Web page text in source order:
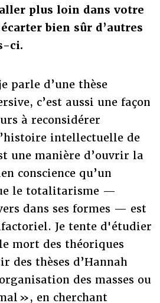
plus loin dans votre
bien sûr d’autres
ci.
parle d’une thèse
c’est aussi une façon
à reconsidérer
intellectuelle de
une manière d’ouvrir la
conscience qu’un
le totalitarisme —
dans ses formes — est
Je tente d'étudier
mort des théoriques
des thèses d’Hannah
des masses ou
», en cherchant